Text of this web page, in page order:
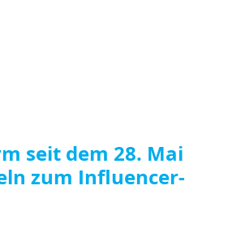
seit dem 28. Mai
zum Influencer-